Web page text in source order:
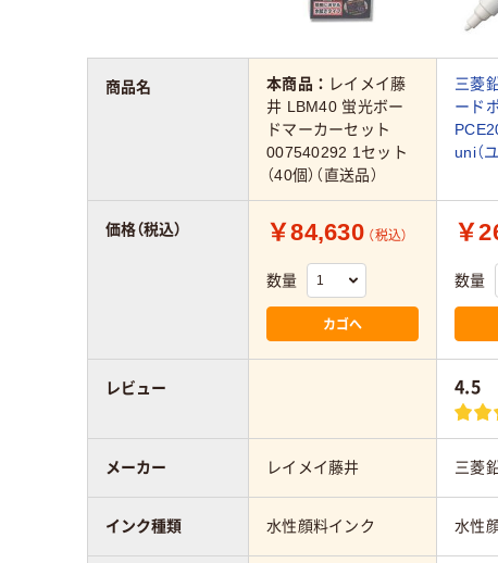
本商品： レイメイ藤
井 LBM40 蛍光ボー
ドマーカーセット
007540292 1セット
（40個）（直送品）
三菱
ード
uni（
￥84,630 （税込）
数量
カゴへ
￥
数量
4.5
レイメイ藤井 三菱
水性顔料インク 水性
商品名
価格（税込）
レビュー
メーカー
インク種類